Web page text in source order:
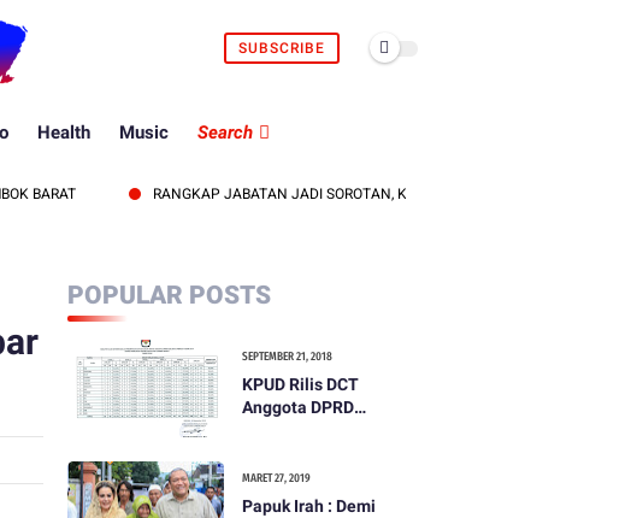
SUBSCRIBE
Health Music Search
RANGKAP JABATAN JADI SOROTAN, KEPALA UDD PMI LOMBOK BARAT
POPULAR POSTS
SEPTEMBER 21, 2018
KPUD Rilis DCT
Anggota DPRD
MARET 27, 2019
Papuk Irah : Demi